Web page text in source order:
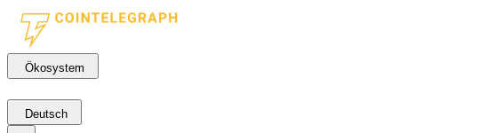
Ökosystem
Deutsch